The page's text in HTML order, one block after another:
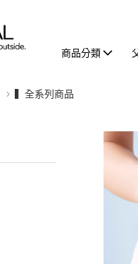
商品分類
▍全系列商品